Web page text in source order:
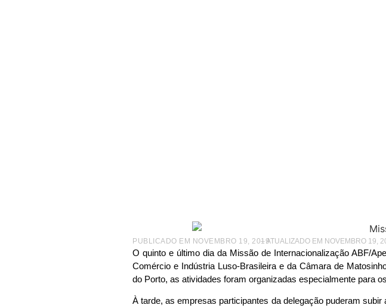
PUBLICADO EM NOVEMBRO 19, 2019– ATUALIZADO EM NOVEMBRO 19,
O quinto e último dia da Missão de Internacionalização ABF/
Comércio e Indústria Luso-Brasileira e da Câmara de
do Porto, as atividades foram organizadas especialmente para
À tarde, as empresas participantes da delegação puderam